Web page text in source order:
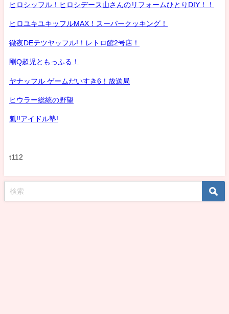
ヒロシッフル！ヒロシデース山さんのリフォームひとりDIY！！
ヒロユキユキッフルMAX！スーパークッキング！
徹夜DEテツヤッフル!！レトロ館2号店！
剛Q超児ともっふる！
ヤナッフル ゲームだいすき6！放送局
ヒウラー総統の野望
魁!!アイドル塾!
t112